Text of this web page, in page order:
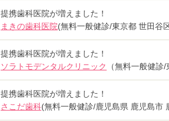
提携歯科医院が増えました！
まきの歯科医院(無料一般健診/東京都 世田谷
提携歯科医院が増えました！
ソラトモデンタルクリニック
（無料一般健
提携歯科医院が増えました！
さこだ歯科(無料一般健診/鹿児島県 鹿児島市